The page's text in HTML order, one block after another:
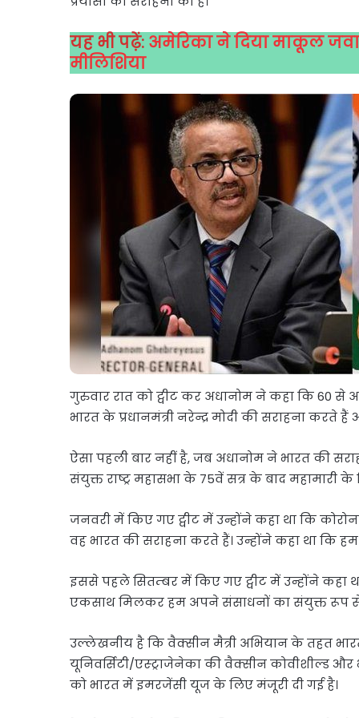
यह भी पढ़ें: अमेरिका ने दिया माकूल
मीलिशिया
गुरुवार रात को ट्वीट कर अधानोम ने कहा कि 60
भारत के प्रधानमंत्री नरेन्द्र मोदी की सराहना
ऐसा पहली बार नहीं है, जब अधानोम ने भारत की
संयुक्त राष्ट्र महासभा के 75वें सत्र के बाद महामारी
जनवरी में किए गए ट्वीट में उन्होंने कहा था कि
वह भारत की सराहना करते हैं। उन्होंने कहा था कि
इससे पहले सितम्बर में किए गए ट्वीट में उन्होंने कहा
एकसाथ मिलकर हम अपने संसाधनों का संयुक्त रूप से
उल्लेखनीय है कि वैक्सीन मैत्री अभियान के तहत
यूनिवर्सिटी/एस्ट्राजेनेका की वैक्सीन कोवीशील्ड
को भारत में इमरजेंसी यूज के लिए मंजूरी दी गई है।